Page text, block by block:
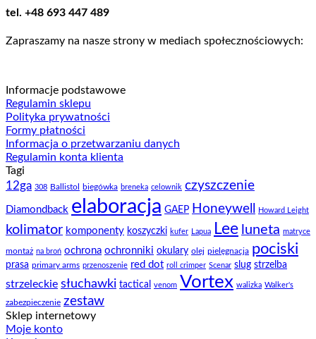
tel. +48 693 447 489
Zapraszamy na nasze strony w mediach społecznościowych:
Informacje podstawowe
Regulamin sklepu
Polityka prywatności
Formy płatności
Informacja o przetwarzaniu danych
Regulamin konta klienta
Tagi
12ga 308 Ballistol biegówka breneka celownik czyszczenie
Diamondback elaboracja GAEP Honeywell Howard Leight
kolimator komponenty koszyczki kufer Lapua Lee luneta matryce
montaż na broń ochrona ochronniki okulary olej pielęgnacja pociski
prasa primary arms przenoszenie red dot roll crimper Scenar slug strzelba
strzeleckie słuchawki tactical venom Vortex walizka Walker's
zabezpieczenie zestaw
Sklep internetowy
Moje konto